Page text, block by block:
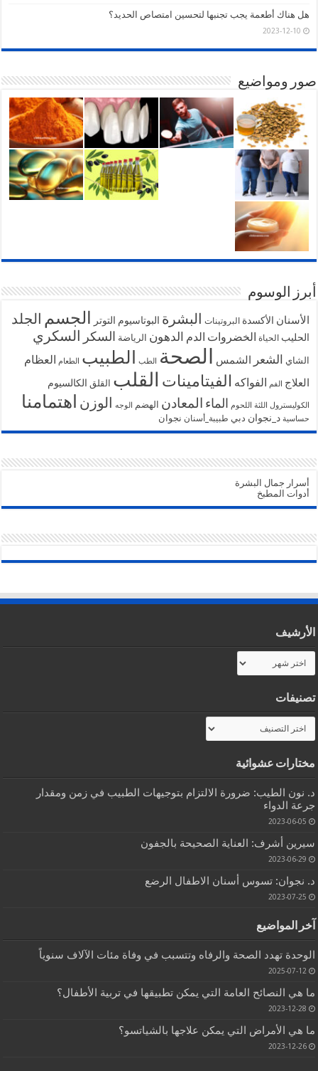
هل هناك أطعمة يجب تجنبها لتحسين امتصاص الحديد؟
2023-12-10
صور ومواضيع
أبرز الوسوم
الأسنان الأكسدة البروتينات البشرة البوتاسيوم التوتر الجسم الجلد
الحليب الحياة الخضروات الدم الدهون الرياضة السكر السكري
الشاي الشعر الشمس الصحة الطب الطبيب الطعام
العظام
العلاج الفم الفواكه الفيتامينات القلب القلق الكالسيوم
الكوليسترول اللثة اللحوم الماء المعادن الهضم الوجه الوزن اهتمامنا
حساسية د_نجوان دبي طبيبة_أسنان نجوان
أسرار جمال البشرة
أدوات المطبخ
الأرشيف
الأرشيف
تصنيفات
تصنيفات
مختارات عشوائية
د. نون الطيب: ضرورة الالتزام بتوجيهات الطبيب في زمن ومقدار
جرعة الدواء
2023-06-05
سيرين أشرف: العناية الصحيحة بالجفون
2023-06-29
د. نجوان: تسوس أسنان الاطفال الرضع
2023-07-25
آخر المواضيع
الوحدة تهدد الصحة والرفاه وتتسبب في وفاة مئات الآلاف سنوياً
2025-07-12
ما هي النصائح العامة التي يمكن تطبيقها في تربية الأطفال؟
2023-12-28
ما هي الأمراض التي يمكن علاجها بالشياتسو؟
2023-12-26